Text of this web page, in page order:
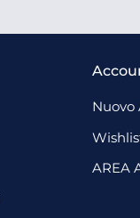
Nuovo
AREA